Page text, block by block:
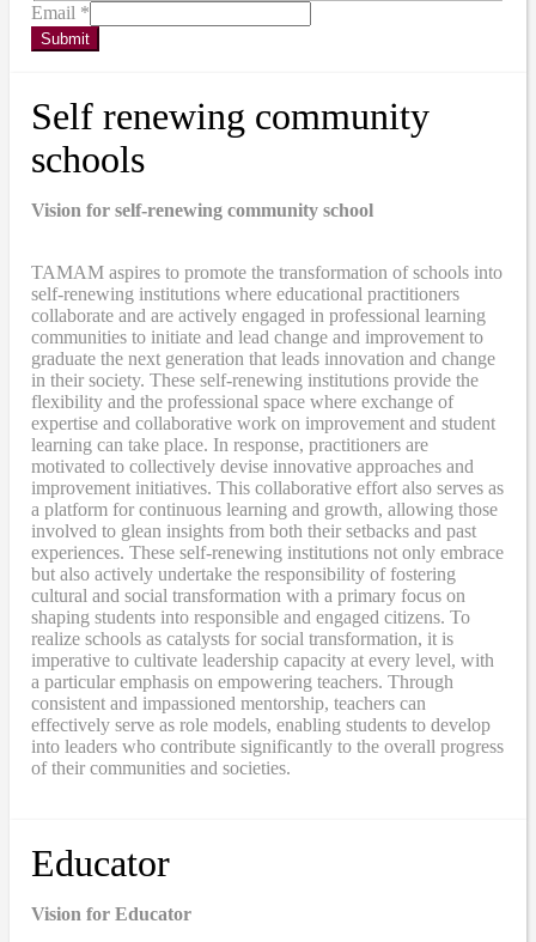
Email *
Submit
Self renewing community
schools
Vision for self-renewing community school
TAMAM aspires to promote the transformation of schools into
self-renewing institutions where educational practitioners
collaborate and are actively engaged in professional learning
communities to initiate and lead change and improvement to
graduate the next generation that leads innovation and change
in their society. These self-renewing institutions provide the
flexibility and the professional space where exchange of
expertise and collaborative work on improvement and student
learning can take place. In response, practitioners are
motivated to collectively devise innovative approaches and
improvement initiatives. This collaborative effort also serves as
a platform for continuous learning and growth, allowing those
involved to glean insights from both their setbacks and past
experiences. These self-renewing institutions not only embrace
but also actively undertake the responsibility of fostering
cultural and social transformation with a primary focus on
shaping students into responsible and engaged citizens. To
realize schools as catalysts for social transformation, it is
imperative to cultivate leadership capacity at every level, with
a particular emphasis on empowering teachers. Through
consistent and impassioned mentorship, teachers can
effectively serve as role models, enabling students to develop
into leaders who contribute significantly to the overall progress
of their communities and societies.
Educator
Vision for Educator